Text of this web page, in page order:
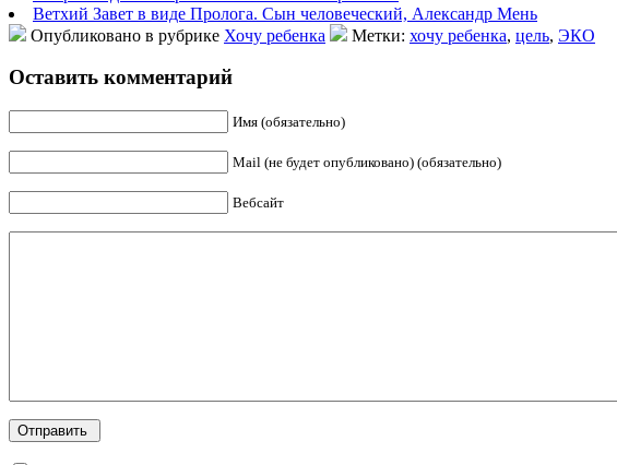
Ветхий Завет в виде Пролога. Сын человеческий, Александр Мень
Опубликовано в рубрике Хочу ребенка Метки: хочу ребенка, цель, ЭКО
Оставить комментарий
Имя (обязательно)
Mail (не будет опубликовано) (обязательно)
Вебсайт